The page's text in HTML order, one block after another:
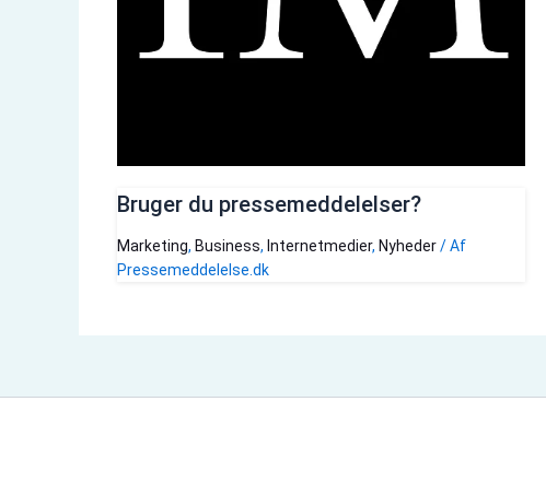
Bruger du pressemeddelelser?
Marketing, Business, Internetmedier, Nyheder/ Af
Pressemeddelelse.dk